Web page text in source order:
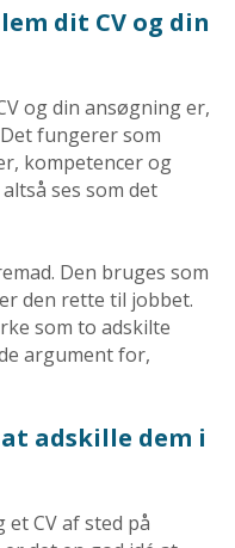
dit CV og din
og din ansøgning er,
fungerer som
kompetencer og
ses som det
Den bruges som
den rette til jobbet.
som to adskilte
argument for,
adskille dem i
CV af sted på